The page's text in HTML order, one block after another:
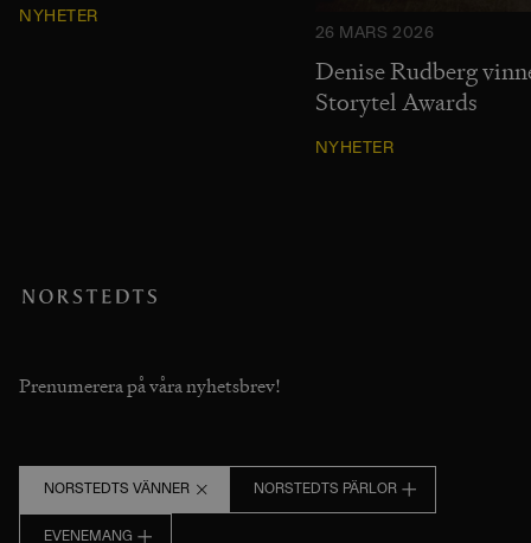
NYHETER
26 MARS 2026
Denise Rudberg
Storytel Awards
NYHETER
Prenumerera på våra nyhetsbrev!
NORSTEDTS VÄNNER NORSTEDTS PÄRLOR
EVENEMANG